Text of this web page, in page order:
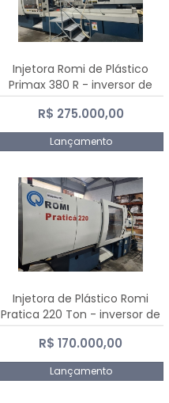
Injetora Romi de Plástico
Primax 380 R - inversor de
frequência NR 12 - 2008
R$ 275.000,00
Lançamento
Injetora de Plástico Romi
Pratica 220 Ton - inversor de
frequência NR 12
R$ 170.000,00
Lançamento